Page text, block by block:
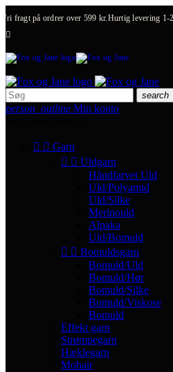
Fri fragt på ordrer over 599 kr. Hurtig levering 1-

search
person_outline Min konto
  Garn
  Uldgarn
Håndfarvet Uld
Uld/Polyamid
Uld/Silke
Merinould
Alpaka
Uld/Bomuld
  Bomuldsgarn
Bomuld/Uld
Bomuld/Hør
Bomuld/Silke
Bomuld/Viskose
Bomuld
Effekt garn
Strømpegarn
Hæklegarn
Mohair